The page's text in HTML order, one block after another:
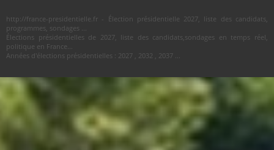
http://france-presidentielle.fr - Élection présidentielle 2027, liste des candidats,
programmes, sondages ...
Élections présidentielles de 2027, liste des candidats,sondages en temps réel,
politique en France...
Années d'élections présidentielles : 2027 , 2032 , 2037 ...